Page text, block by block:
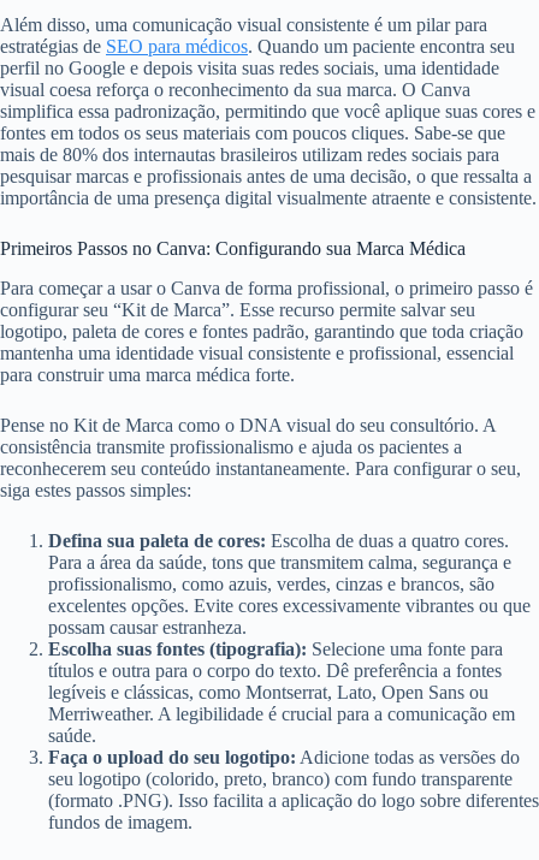
Além disso, uma comunicação visual consistente é um pilar para
estratégias de SEO para médicos. Quando um paciente encontra seu
perfil no Google e depois visita suas redes sociais, uma identidade
visual coesa reforça o reconhecimento da sua marca. O Canva
simplifica essa padronização, permitindo que você aplique suas cores e
fontes em todos os seus materiais com poucos cliques. Sabe-se que
mais de 80% dos internautas brasileiros utilizam redes sociais para
pesquisar marcas e profissionais antes de uma decisão, o que ressalta a
importância de uma presença digital visualmente atraente e consistente.
Primeiros Passos no Canva: Configurando sua Marca Médica
Para começar a usar o Canva de forma profissional, o primeiro passo é
configurar seu “Kit de Marca”. Esse recurso permite salvar seu
logotipo, paleta de cores e fontes padrão, garantindo que toda criação
mantenha uma identidade visual consistente e profissional, essencial
para construir uma marca médica forte.
Pense no Kit de Marca como o DNA visual do seu consultório. A
consistência transmite profissionalismo e ajuda os pacientes a
reconhecerem seu conteúdo instantaneamente. Para configurar o seu,
siga estes passos simples:
Defina sua paleta de cores: Escolha de duas a quatro cores.
Para a área da saúde, tons que transmitem calma, segurança e
profissionalismo, como azuis, verdes, cinzas e brancos, são
excelentes opções. Evite cores excessivamente vibrantes ou que
possam causar estranheza.
Escolha suas fontes (tipografia): Selecione uma fonte para
títulos e outra para o corpo do texto. Dê preferência a fontes
legíveis e clássicas, como Montserrat, Lato, Open Sans ou
Merriweather. A legibilidade é crucial para a comunicação em
saúde.
Faça o upload do seu logotipo: Adicione todas as versões do
seu logotipo (colorido, preto, branco) com fundo transparente
(formato .PNG). Isso facilita a aplicação do logo sobre diferentes
fundos de imagem.